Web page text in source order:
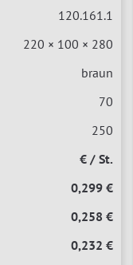
120.161.1
220 × 100 × 280
braun
70
250
€ / St.
0,299 €
0,258 €
0,232 €